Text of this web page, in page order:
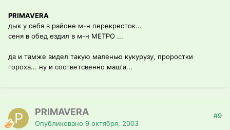
PRIMAVERA
дык у себя в районе м-н перекресток...
сеня в обед ездил в м-н МЕТРО ...
да и тамже видел такую маленью кукурузу, проростки
гороха... ну и соответсвенно маш'а...
PRIMAVERA
Опубликовано 9 октября, 2003
#9